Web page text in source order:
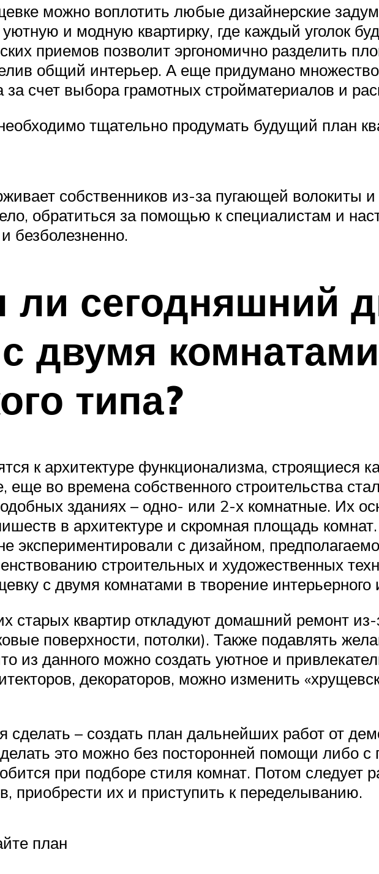
можно воплотить любые дизайнерские
и модную квартирку, где каждый уголок
приемов позволит эргономично разделить
общий интерьер. А еще придумано множество
счет выбора грамотных стройматериалов и
тщательно продумать будущий план
собственников из-за пугающей волокиты
обратиться за помощью к специалистам и
безболезненно.
ли сегодняшний
двумя комнатами
типа?
к архитектуре функционализма, строящиеся
еще во времена собственного строительства
зданиях – одно- или 2-х комнатные. Их
в архитектуре и скромная площадь
экспериментировали с дизайном,
строительных и художественных
с двумя комнатами в творение интерьерного
старых квартир откладуют домашний ремонт
поверхности, потолки). Также подавлять
из данного можно создать уютное и
декораторов, можно изменить
сделать – создать план дальнейших работ от
это можно без посторонней помощи
при подборе стиля комнат. Потом следует
приобрести их и приступить к переделыванию.
план